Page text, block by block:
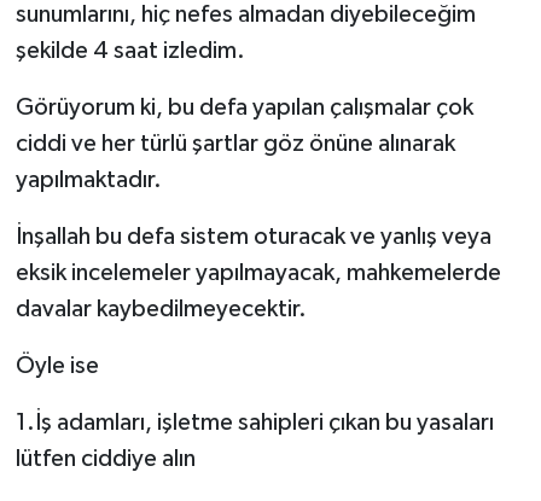
sunumlarını, hiç nefes almadan diyebileceğim
şekilde 4 saat izledim.
Görüyorum ki, bu defa yapılan çalışmalar çok
ciddi ve her türlü şartlar göz önüne alınarak
yapılmaktadır.
İnşallah bu defa sistem oturacak ve yanlış veya
eksik incelemeler yapılmayacak, mahkemelerde
davalar kaybedilmeyecektir.
Öyle ise
1.İş adamları, işletme sahipleri çıkan bu yasaları
lütfen ciddiye alın